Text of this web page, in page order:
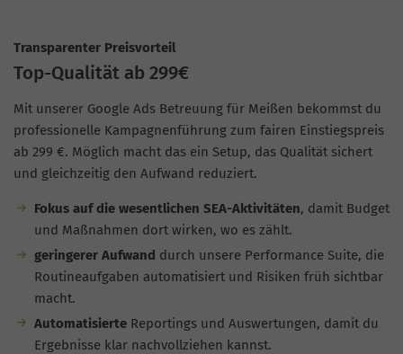
Transparenter Preisvorteil
Top-Qualität ab 299€
Mit unserer Google Ads Betreuung für Meißen bekommst du
professionelle Kampagnenführung zum fairen Einstiegspreis
ab 299 €. Möglich macht das ein Setup, das Qualität sichert
und gleichzeitig den Aufwand reduziert.
Fokus auf die wesentlichen SEA-Aktivitäten, damit Budget
und Maßnahmen dort wirken, wo es zählt.
geringerer Aufwand durch unsere Performance Suite, die
Routineaufgaben automatisiert und Risiken früh sichtbar
macht.
AutomatisierteReportings und Auswertungen, damit du
Ergebnisse klar nachvollziehen kannst.